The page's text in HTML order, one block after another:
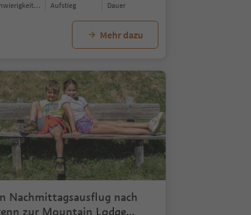
Aufstieg Dauer
Mehr dazu
Nachmittagsausflug nach
zur Mountain Lodge